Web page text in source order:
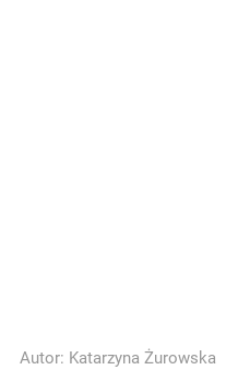
Autor: Katarzyna Żurowska